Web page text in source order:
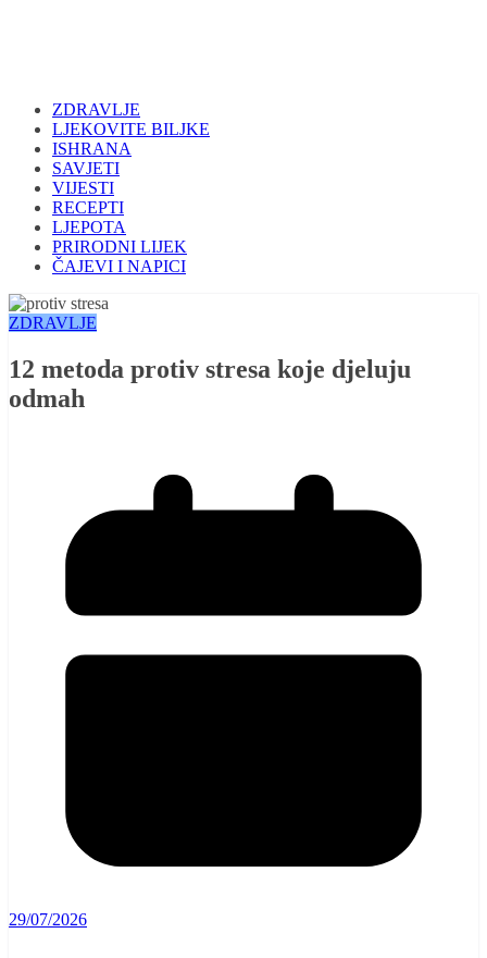
ZDRAVLJE
LJEKOVITE BILJKE
ISHRANA
SAVJETI
VIJESTI
RECEPTI
LJEPOTA
PRIRODNI LIJEK
ČAJEVI I NAPICI
ZDRAVLJE
12 metoda protiv stresa koje djeluju
odmah
29/07/2026